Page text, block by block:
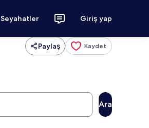
Seyahatler Giriş yap
Paylaş Kaydet
Ara